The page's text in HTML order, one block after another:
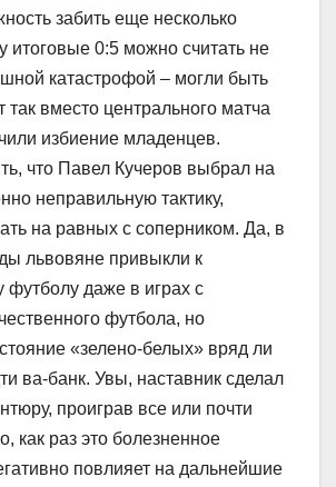
забить еще несколько
итоговые 0:5 можно считать не
катастрофой – могли быть
вместо центрального матча
избиение младенцев.
что Павел Кучеров выбрал на
неправильную тактику,
на равных с соперником. Да, в
львовяне привыкли к
футболу даже в играх с
футбола, но
«зелено-белых» вряд ли
ва-банк. Увы, наставник сделал
проиграв все или почти
как раз это болезненное
повлияет на дальнейшие